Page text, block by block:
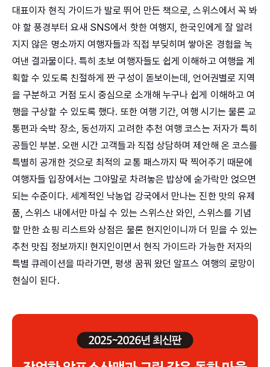
대표이자 현직 가이드가 발로 뛰어 만든 책으로, 스위스에서 꼭 봐
야 할 풍경부터 요새 SNS에서 핫한 여행지, 한국인에게 잘 알려
지지 않은 명소까지 여행자들과 직접 부딪히며 쌓아온 경험을 녹
여낸 결과물이다. 특히 초보 여행자들도 쉽게 이해하고 여행을 계
획할 수 있도록 친절하게 짠 구성이 돋보이는데, 언어권별로 지역
을 구분하고 거점 도시 중심으로 소개해 누구나 쉽게 이해하고 여
행을 구상할 수 있도록 했다. 또한 여행 기간, 여행 시기는 물론 교
통편과 숙박 장소, 동선까지 고려한 추천 여행 코스는 저자가 특히
공들인 부분. 오랜 시간 고객들과 직접 상담하며 제안해 온 코스를
특별히 공개한 것으로 최적의 교통 패스까지 딱 찍어주기 때문에
여행자들 입장에서는 그야말로 차려놓은 밥상에 숟가락만 얹으면
되는 수준이다. 세계적인 낙농업 강국에서 만나는 진한 맛의 유제
품, 스위스 내에서만 마실 수 있는 스위스산 와인, 스위스를 기념
할 만한 쇼핑 리스트와 상점은 물론 현지인이니까 더 믿을 수 있는
추천 맛집 정보까지! 현지인이면서 현직 가이드라 가능한 저자의
특별 큐레이션을 따라가면, 평생 꿈꿔 왔던 알프스 여행의 로망이
현실이 된다.